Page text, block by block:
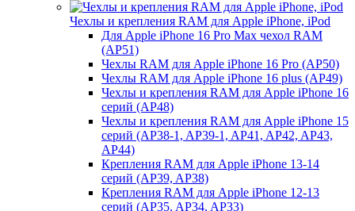
Чехлы и крепления RAM для Apple iPhone, iPod
Для Apple iPhone 16 Pro Max чехол RAM
(AP51)
Чехлы RAM для Apple iPhone 16 Pro (AP50)
Чехлы RAM для Apple iPhone 16 plus (AP49)
Чехлы и крепления RAM для Apple iPhone 16
серий (AP48)
Чехлы и крепления RAM для Apple iPhone 15
серий (AP38-1, AP39-1, AP41, AP42, AP43,
AP44)
Крепления RAM для Apple iPhone 13-14
серий (AP39, AP38)
Крепления RAM для Apple iPhone 12-13
серий (AP35, AP34, AP33)